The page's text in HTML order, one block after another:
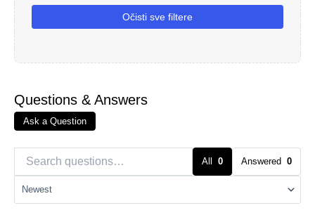
Očisti sve filtere
Questions & Answers
Ask a Question
All 0 Answered 0